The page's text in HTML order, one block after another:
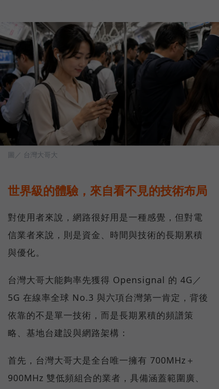
圖／ 台灣大哥大
世界級的體驗，來自看不見的技術布局
對使用者來說，網路很好用是一種感覺，但對電
信業者來說，則是資金、時間與技術的長期累積
與優化。
台灣大哥大能夠率先獲得 Opensignal 的 4G／
5G 在線率全球 No.3 與六項台灣第一肯定，背後
依靠的不是單一技術，而是長期累積的頻譜策
略、基地台建設與網路架構：
首先，台灣大哥大是全台唯一擁有 700MHz＋
900MHz 雙低頻組合的業者，具備涵蓋範圍廣、